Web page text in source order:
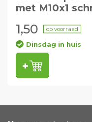
met M10x1
1,50 op voorraad
Dinsdag in huis